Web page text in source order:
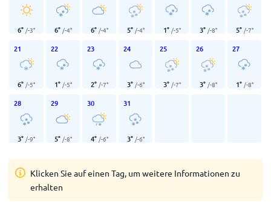
6° /-3° 6° /-4° 6° /-4° 5° /-4° 1° /-5° 3° /-8° 5° /-7°
21
6° /-5°
22
1° /-5°
23
2° /-7°
24
3° /-6°
25
3° /-7°
26
3° /-8°
27
1° /-8°
28
3° /-9°
29
5° /-8°
30
4° /-6°
31
3° /-6°
Klicken Sie auf einen Tag, um weitere Informationen zu
erhalten